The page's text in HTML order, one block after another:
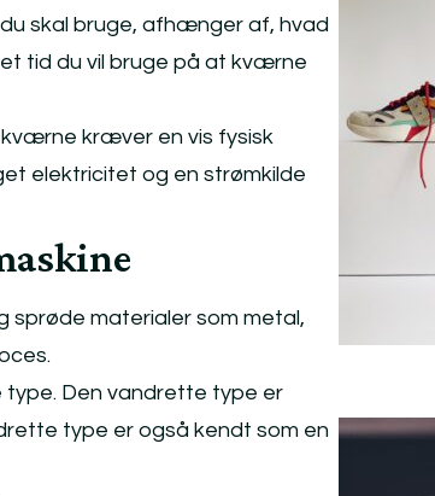
skal bruge, afhænger af, hvad
tid du vil bruge på at kværne
kræver en vis fysisk
elektricitet og en strømkilde
sprøde materialer som metal,
Den vandrette type er
type er også kendt som en